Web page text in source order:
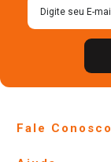
Fale Conosco